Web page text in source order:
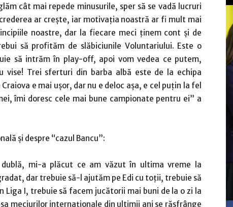
cât mai repede minusurile, sper să se vadă lucruri
ar creşte, iar motivaţia noastră ar fi mult mai
noastre, dar la fiecare meci ţinem cont şi de
să profităm de slăbiciunile Voluntariului. Este o
să intrăm în play-off, apoi vom vedea ce putem,
vise! Trei sferturi din barba albă este de la echipa
e mai uşor, dar nu e deloc aşa, e cel puţin la fel
îmi doresc cele mai bune campionate pentru ei” a
şi despre “cazul Bancu”:
mi-a plăcut ce am văzut în ultima vreme la
dar trebuie să-l ajutăm pe Edi cu toţii, trebuie să
I, trebuie să facem jucătorii mai buni de la o zi la
meciurilor internaţionale din ultimii ani se răsfrânge